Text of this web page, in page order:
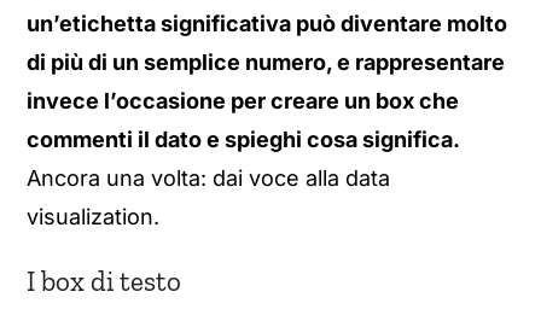
un’etichetta significativa può diventare molto
di più di un semplice numero, e rappresentare
invece l’occasione per creare un box che
commenti il dato e spieghi cosa significa.
Ancora una volta: dai voce alla data
visualization.
I box di testo